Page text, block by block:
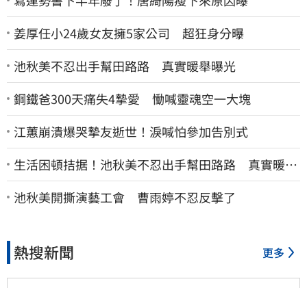
姜厚任小24歲女友擁5家公司 超狂身分曝
池秋美不忍出手幫田路路 真實暖舉曝光
鋼鐵爸300天痛失4摯愛 慟喊靈魂空一大塊
江蕙崩潰爆哭摯友逝世！淚喊怕參加告別式
生活困頓拮据！池秋美不忍出手幫田路路 真實暖舉
曝光
池秋美開撕演藝工會 曹雨婷不忍反擊了
熱搜新聞 更多